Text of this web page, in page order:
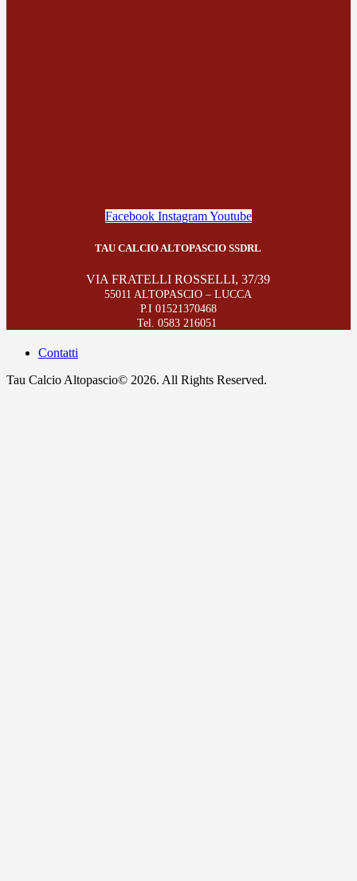
Facebook InstagramYoutube
TAU CALCIO ALTOPASCIO SSDRL
VIA FRATELLI ROSSELLI, 37/39
55011 ALTOPASCIO – LUCCA
P.I 01521370468
Tel. 0583 216051
Contatti
Tau Calcio Altopascio© 2026. All Rights Reserved.